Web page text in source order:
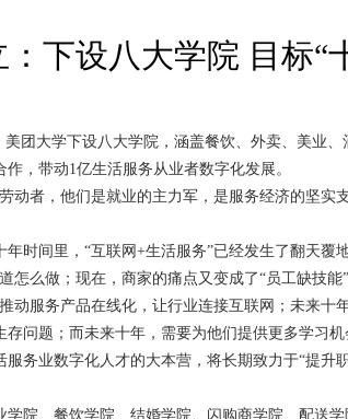
下设八大学院 目标“
美团大学下设八大学院，涵盖餐饮、外卖、美业
，带动1亿生活服务从业者数字化发展。
动者，他们是就业的主力军，是服务经济的坚
时间里，“互联网+生活服务”已经发生了翻天
怎么做；现在，商家的痛点又变成了“员工缺技
动服务产品在线化，让行业连接互联网；未来
问题；而未来十年，需要为他们提供更多学习
务业数字化人才的大本营，将长期致力于“提
院、餐饮学院、结婚学院、闪购商学院、配送